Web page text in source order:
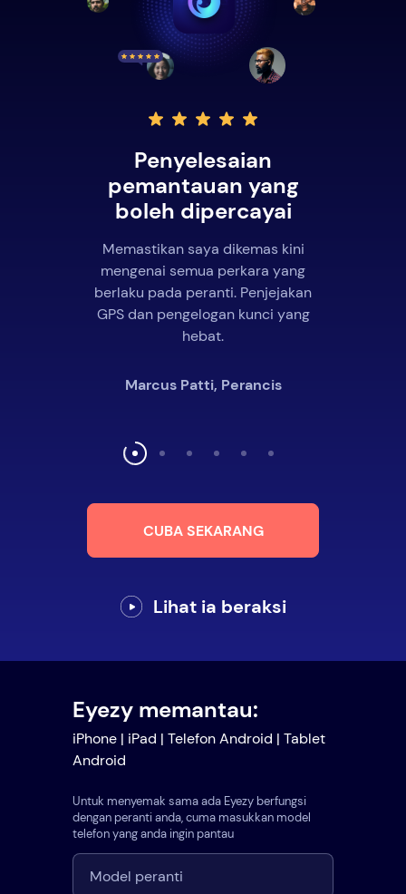
Penyelesaian
pemantauan yang
boleh dipercayai
Memastikan saya dikemas kini
mengenai semua perkara yang
berlaku pada peranti. Penjejakan
GPS dan pengelogan kunci yang
hebat.
Marcus Patti, Perancis
CUBA SEKARANG
Lihat ia beraksi
Eyezy memantau:
iPhone | iPad | Telefon Android | Tablet
Android
Untuk menyemak sama ada Eyezy berfungsi
dengan peranti anda, cuma masukkan model
telefon yang anda ingin pantau